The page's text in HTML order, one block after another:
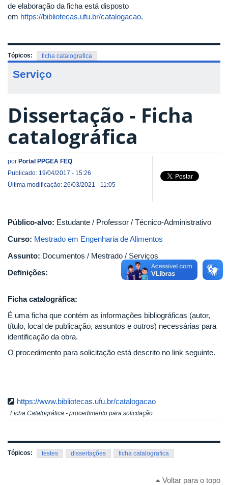
de elaboração da ficha está disposto
em https://bibliotecas.ufu.br/catalogacao.
Tópicos: ficha catalografica
Serviço
Dissertação - Ficha
catalográfica
por Portal PPGEA FEQ
Publicado: 19/04/2017 - 15:26
Última modificação: 26/03/2021 - 11:05
Público-alvo: Estudante / Professor / Técnico-Administrativo
Curso: Mestrado em Engenharia de Alimentos
Assunto: Documentos / Mestrado / Serviços
Definições:
Ficha catalográfica:
É uma ficha que contém as informações bibliográficas (autor,
título, local de publicação, assuntos e outros) necessárias para
identificação da obra.
O procedimento para solicitação está descrito no link seguinte.
https://www.bibliotecas.ufu.br/catalogacao
Ficha Catalográfica - procedimento para solicitação
Tópicos: testes dissertações ficha catalografica
Voltar para o topo